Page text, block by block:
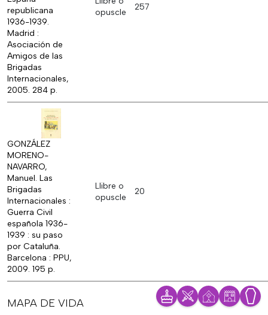
republicana
1936-1939.
Madrid :
Asociación de
Amigos de las
Brigadas
Internacionales,
2005. 284 p.
opuscle
257
GONZÁLEZ
MORENO-
NAVARRO,
Manuel. Las
Brigadas
Internacionales :
Guerra Civil
española 1936-
1939 : su paso
por Cataluña.
Barcelona : PPU,
2009. 195 p.
Llibre o
opuscle
20
MAPA DE VIDA